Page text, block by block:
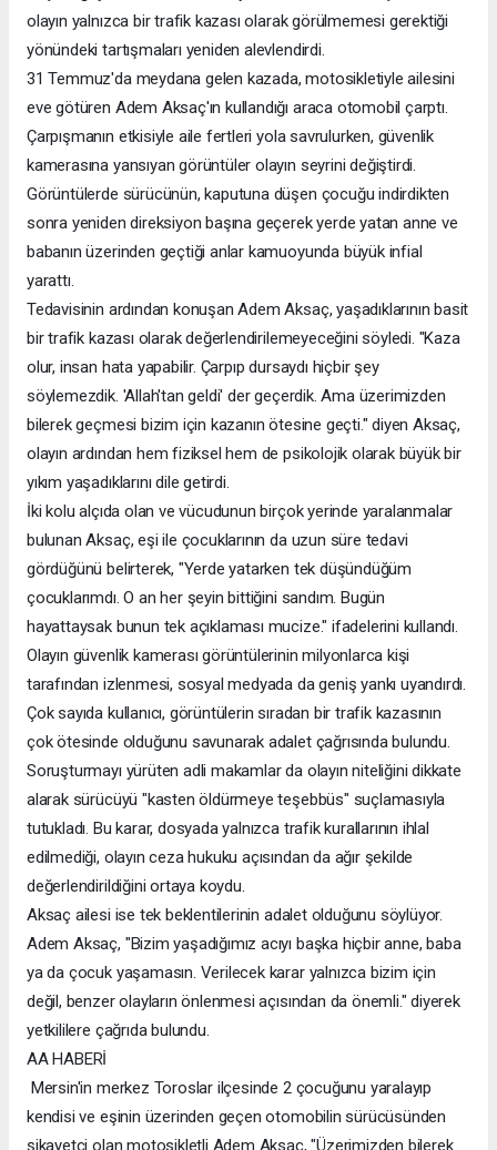
olayın yalnızca bir trafik kazası olarak görülmemesi gerektiği
yönündeki tartışmaları yeniden alevlendirdi.
31 Temmuz'da meydana gelen kazada, motosikletiyle ailesini
eve götüren Adem Aksaç'ın kullandığı araca otomobil çarptı.
Çarpışmanın etkisiyle aile fertleri yola savrulurken, güvenlik
kamerasına yansıyan görüntüler olayın seyrini değiştirdi.
Görüntülerde sürücünün, kaputuna düşen çocuğu indirdikten
sonra yeniden direksiyon başına geçerek yerde yatan anne ve
babanın üzerinden geçtiği anlar kamuoyunda büyük infial
yarattı.
Tedavisinin ardından konuşan Adem Aksaç, yaşadıklarının basit
bir trafik kazası olarak değerlendirilemeyeceğini söyledi. "Kaza
olur, insan hata yapabilir. Çarpıp dursaydı hiçbir şey
söylemezdik. 'Allah'tan geldi' der geçerdik. Ama üzerimizden
bilerek geçmesi bizim için kazanın ötesine geçti." diyen Aksaç,
olayın ardından hem fiziksel hem de psikolojik olarak büyük bir
yıkım yaşadıklarını dile getirdi.
İki kolu alçıda olan ve vücudunun birçok yerinde yaralanmalar
bulunan Aksaç, eşi ile çocuklarının da uzun süre tedavi
gördüğünü belirterek, "Yerde yatarken tek düşündüğüm
çocuklarımdı. O an her şeyin bittiğini sandım. Bugün
hayattaysak bunun tek açıklaması mucize." ifadelerini kullandı.
Olayın güvenlik kamerası görüntülerinin milyonlarca kişi
tarafından izlenmesi, sosyal medyada da geniş yankı uyandırdı.
Çok sayıda kullanıcı, görüntülerin sıradan bir trafik kazasının
çok ötesinde olduğunu savunarak adalet çağrısında bulundu.
Soruşturmayı yürüten adli makamlar da olayın niteliğini dikkate
alarak sürücüyü "kasten öldürmeye teşebbüs" suçlamasıyla
tutukladı. Bu karar, dosyada yalnızca trafik kurallarının ihlal
edilmediği, olayın ceza hukuku açısından da ağır şekilde
değerlendirildiğini ortaya koydu.
Aksaç ailesi ise tek beklentilerinin adalet olduğunu söylüyor.
Adem Aksaç, "Bizim yaşadığımız acıyı başka hiçbir anne, baba
ya da çocuk yaşamasın. Verilecek karar yalnızca bizim için
değil, benzer olayların önlenmesi açısından da önemli." diyerek
yetkililere çağrıda bulundu.
AA HABERİ
Mersin'in merkez Toroslar ilçesinde 2 çocuğunu yaralayıp
kendisi ve eşinin üzerinden geçen otomobilin sürücüsünden